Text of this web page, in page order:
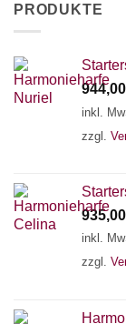
PRODUKTE
944,00
inkl.
zzgl.
935,00
inkl.
zzgl.